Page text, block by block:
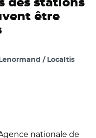
des stations
être
/ Localtis
nationale de